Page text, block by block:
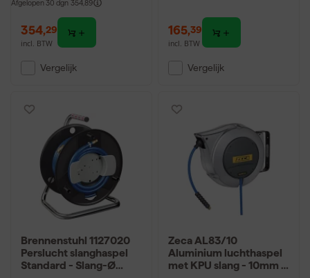
Afgelopen 30 dgn 354,89
354,29
incl. BTW
Vergelijk
165,39
incl. BTW
Vergelijk
Brennenstuhl 1127020
Perslucht slanghaspel
Standard - Slang-Ø
Zeca AL83/10
Aluminium luchthaspel
met KPU slang - 10mm x